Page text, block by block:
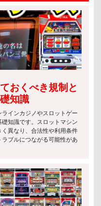
おくべき規制と
知識
インカジノやスロットゲー
知識です。スロットマシン
異なり、合法性や利用条件
ブルにつながる可能性があ
の運営には、各国の規制当局
置・提供されているスロット
年齢制限や本人確認など、プ
ている このようにスロット